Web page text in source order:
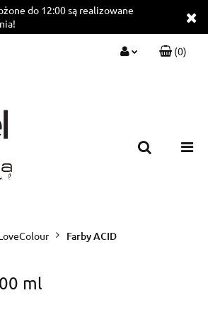
do 12:00 są realizowane
(0)
Farby ACID
ml